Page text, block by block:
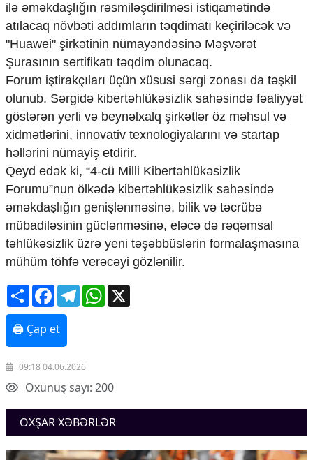
Əlaqə
Missiyamız
ilə əməkdaşlığın rəsmiləşdirilməsi istiqamətində
atılacaq növbəti addımların təqdimatı keçiriləcək və
"Huawei" şirkətinin nümayəndəsinə Məşvərət
Şurasının sertifikatı təqdim olunacaq.
Forum iştirakçıları üçün xüsusi sərgi zonası da təşkil
olunub. Sərgidə kibertəhlükəsizlik sahəsində fəaliyyət
göstərən yerli və beynəlxalq şirkətlər öz məhsul və
xidmətlərini, innovativ texnologiyalarını və startap
həllərini nümayiş etdirir.
Qeyd edək ki, “4-cü Milli Kibertəhlükəsizlik
Forumu”nun ölkədə kibertəhlükəsizlik sahəsində
əməkdaşlığın genişlənməsinə, bilik və təcrübə
mübadiləsinin güclənməsinə, eləcə də rəqəmsal
təhlükəsizlik üzrə yeni təşəbbüslərin formalaşmasına
mühüm töhfə verəcəyi gözlənilir.
ShareFacebookTelegramWhatsApp
🖨 Çap et
09:18 04.06.2026
Oxunuş sayı: 200
OXŞAR XƏBƏRLƏR